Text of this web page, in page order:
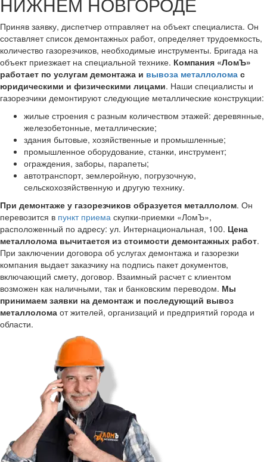
Приняв заявку, диспетчер отправляет на объект специалиста. Он
составляет список демонтажных работ, определяет трудоемкость,
количество газорезчиков, необходимые инструменты. Бригада на
объект приезжает на специальной технике. Компания «ЛомЪ»
работает по услугам демонтажа и вывоза металлолома с
юридическими и физическими лицами. Наши специалисты и
газорезчики демонтируют следующие металлические конструкции:
жилые строения с разным количеством этажей: деревянные,
железобетонные, металлические;
здания бытовые, хозяйственные и промышленные;
промышленное оборудование, станки, инструмент;
ограждения, заборы, парапеты;
автотранспорт, землеройную, погрузочную,
сельскохозяйственную и другую технику.
При демонтаже у газорезчиков образуется металлолом. Он
перевозится в пункт приема скупки-приемки «ЛомЪ»,
расположенный по адресу: ул. Интернациональная, 100. Цена
металлолома вычитается из стоимости демонтажных работ.
При заключении договора об услугах демонтажа и газорезки
компания выдает заказчику на подпись пакет документов,
включающий смету, договор. Взаимный расчет с клиентом
возможен как наличными, так и банковским переводом. Мы
принимаем заявки на демонтаж и последующий вывоз
металлолома от жителей, организаций и предприятий города и
области.